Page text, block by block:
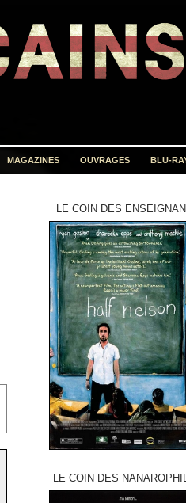
MAGAZINES OUVRAGES BLU-
LE COIN DES
LE COIN DES